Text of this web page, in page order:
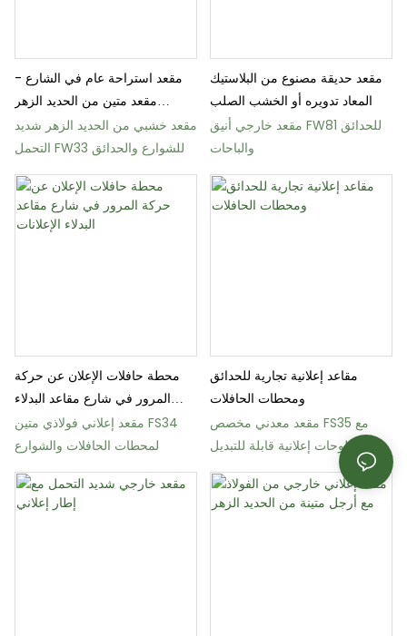
مقعد استراحة عام في الشارع -
مقعد متين من الحديد الزهر
والخشب
مقعد خشبي من الحديد الزهر شديد
التحمل FW33 للشوارع والحدائق
مقعد حديقة مصنوع من البلاستيك
المعاد تدويره أو الخشب الصلب
مقعد خارجي أنيق FW81 للحدائق
والباحات
محطة حافلات الإعلان عن حركة
المرور في شارع مقاعد البدلاء
الإعلانات
مقعد إعلاني فولاذي متين FS34
لمحطات الحافلات والشوارع
مقاعد إعلانية تجارية للحدائق
ومحطات الحافلات
مقعد معدني مخصص FS35 مع
لوحات إعلانية قابلة للتبديل